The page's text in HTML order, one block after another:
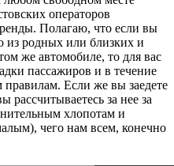
операторов
Полагаю, что если вы
из родных или близких и
же автомобиле, то для вас
пассажиров и в течение
Если же вы заедете
за нее за
хлопотам и
чего нам всем, конечно